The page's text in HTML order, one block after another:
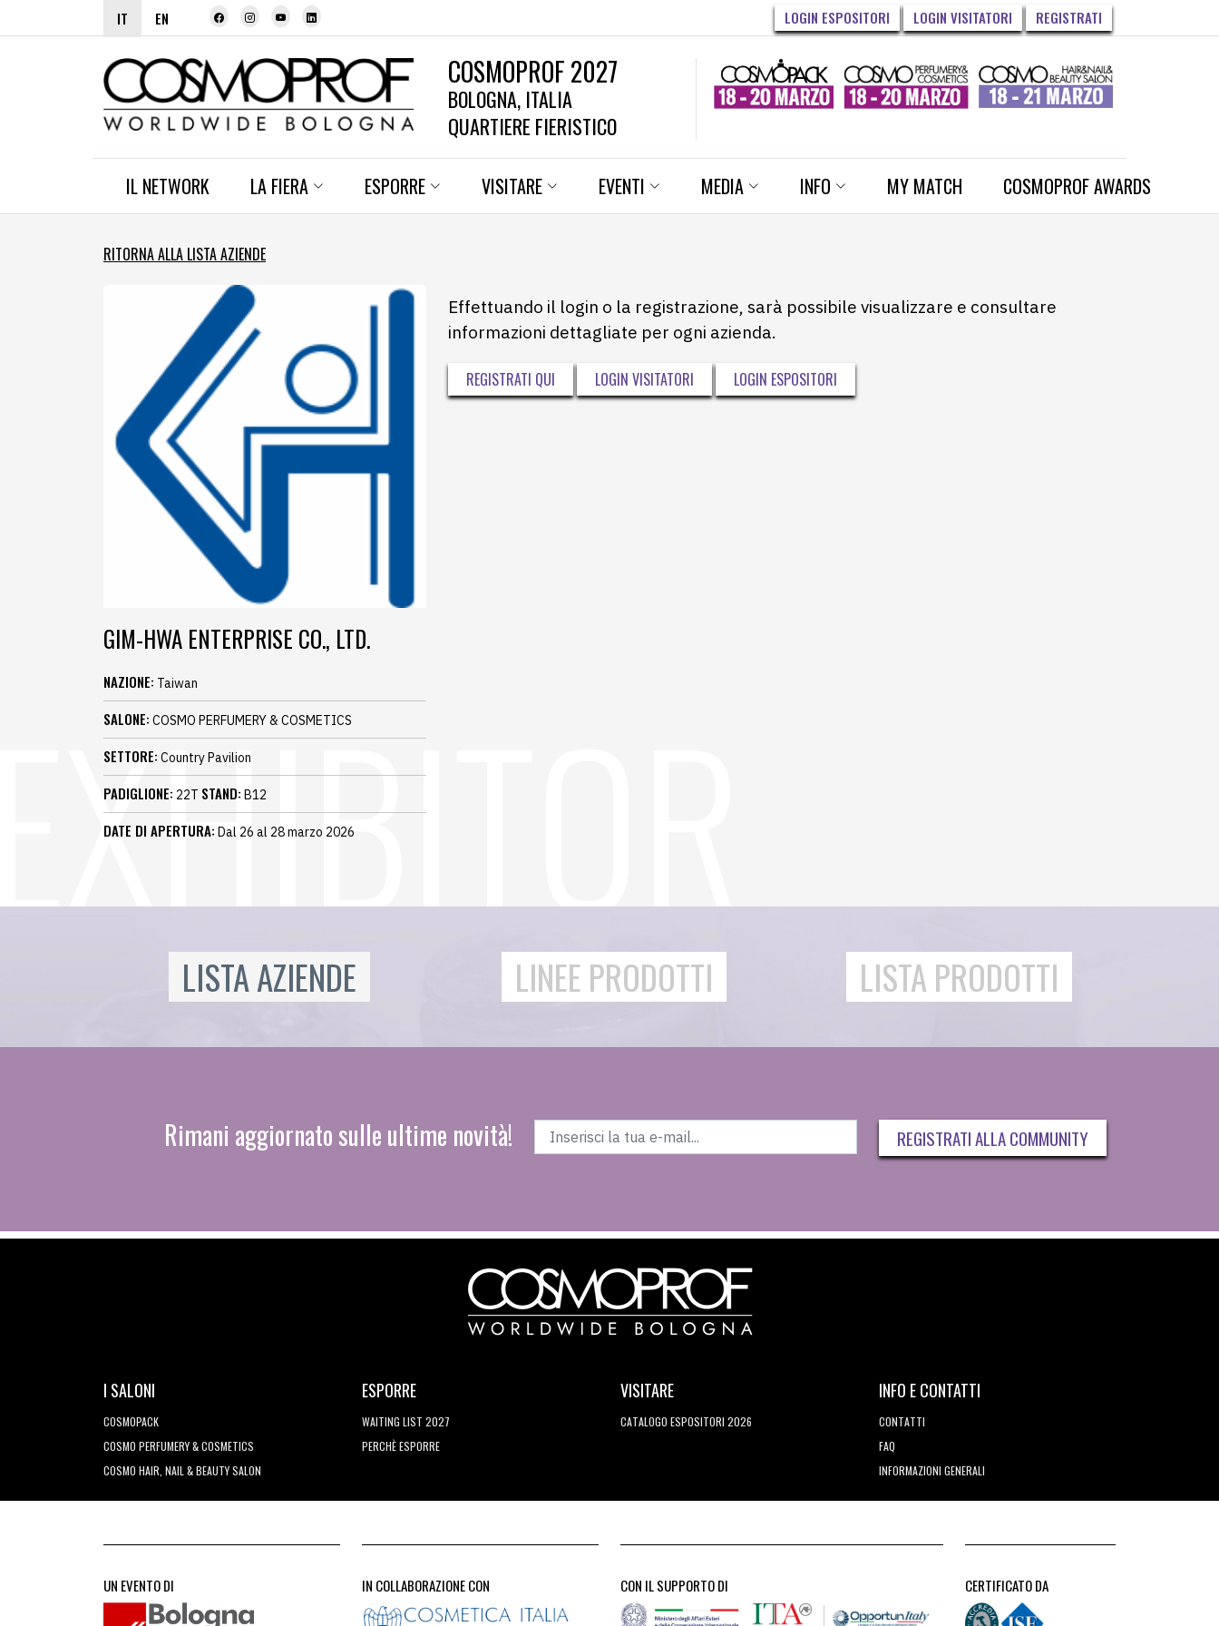
IT EN LOGIN ESPOSITORI LOGIN VISITATORI REGISTRATI
COSMOPROF 2027
BOLOGNA, ITALIA
QUARTIERE FIERISTICO
IL NETWORK LA FIERA ESPORRE VISITARE EVENTI MEDIA INFO MY MATCH COSMOPROF AWARDS
RITORNA ALLA LISTA AZIENDE
GIM-HWA ENTERPRISE CO., LTD.
NAZIONE: Taiwan
SALONE: COSMO PERFUMERY & COSMETICS
SETTORE: Country Pavilion
PADIGLIONE: 22T STAND: B12
DATE DI APERTURA: Dal 26 al 28 marzo 2026
Effettuando il login o la registrazione, sarà possibile visualizzare e consultare
informazioni dettagliate per ogni azienda.
REGISTRATI QUI LOGIN VISITATORI LOGIN ESPOSITORI
LISTA AZIENDE LINEE PRODOTTI LISTA PRODOTTI
Rimani aggiornato sulle ultime novità! REGISTRATI ALLA COMMUNITY
I SALONI
COSMOPACK
COSMO PERFUMERY & COSMETICS
COSMO HAIR, NAIL & BEAUTY SALON
ESPORRE
WAITING LIST 2027
PERCHÈ ESPORRE
VISITARE
CATALOGO ESPOSITORI 2026
INFO E CONTATTI
CONTATTI
FAQ
INFORMAZIONI GENERALI
UN EVENTO DI IN COLLABORAZIONE CON CON IL SUPPORTO DI CERTIFICATO DA